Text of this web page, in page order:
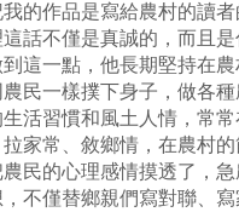
的作品是寫給農村的讀者
不僅是真誠的，而且是
這一點，他長期堅持在
農民一樣撲下身子，做各
活習慣和風土人情，常
拉家常、敘鄉情，在農村的
民的心理感情摸透了，
不僅替鄉親們寫對聯、